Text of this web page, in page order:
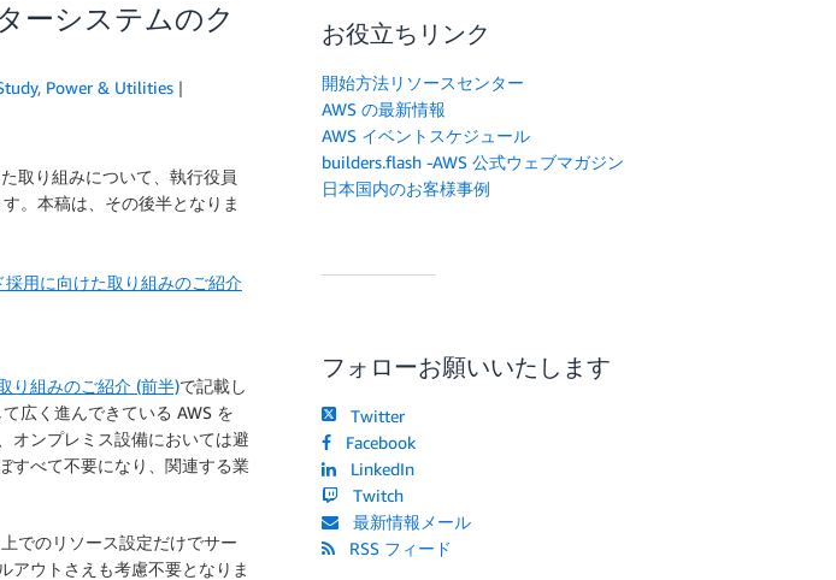
ーシステムのク
, Power & Utilities
取り組みについて、執行役員
。本稿は、その後半となりま
用に向けた取り組みのご紹介
り組みのご紹介 (前半)で記載し
広く進んできている AWS を
オンプレミス設備においては避
すべて不要になり、関連する業
でのリソース設定だけでサー
アウトさえも考慮不要となりま
お役立ちリンク
開始方法リソースセンター
AWS の最新情報
AWS イベントスケジュール
builders.flash -AWS 公式ウェブマガジン
日本国内のお客様事例
フォローお願いいたします
Twitter
Facebook
LinkedIn
Twitch
最新情報メール
RSS フィード